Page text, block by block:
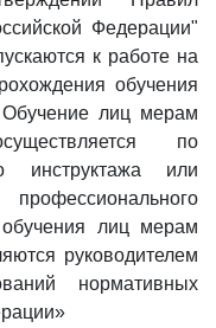
Федерации"
к работе на
обучения
лиц мерам
по
инструктажа или
лиц мерам
руководителем
нормативных